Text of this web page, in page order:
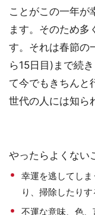
ことがこの一年が
ます。そのため多
す。それは春節の
ら15日目)まで続
て今でもきちんと
世代の人には知ら
やったらよくない
幸運を逃してし
り、掃除したり
不運な意味、色